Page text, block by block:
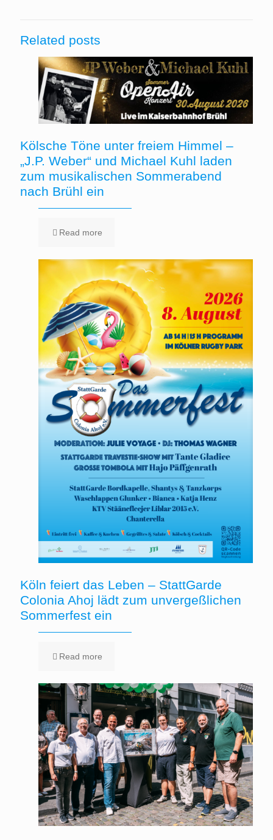
Related posts
Kölsche Töne unter freiem Himmel –
„J.P. Weber“ und Michael Kuhl laden
zum musikalischen Sommerabend
nach Brühl ein
Read more
Köln feiert das Leben – StattGarde
Colonia Ahoj lädt zum unvergeßlichen
Sommerfest ein
Read more